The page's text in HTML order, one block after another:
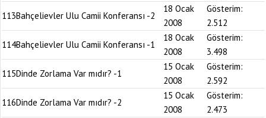
113Bahçelievler Ulu Camii Konferansı -2
18 Ocak
2008
Gösterim:
2.512
114Bahçelievler Ulu Camii Konferansı -1
18 Ocak
2008
Gösterim:
3.498
115Dinde Zorlama Var mıdır? -1
15 Ocak
2008
Gösterim:
2.592
116Dinde Zorlama Var mıdır? -2
15 Ocak
2008
Gösterim:
2.473